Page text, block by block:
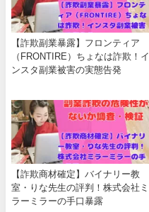
【詐欺副業暴露】フロンティア
（FRONTIRE）ちょなは詐欺！イ
ンスタ副業被害の実態告発
【詐欺商材確定】バイナリー教
室・りな先生の評判！株式会社ミ
ラーミラーの手口暴露